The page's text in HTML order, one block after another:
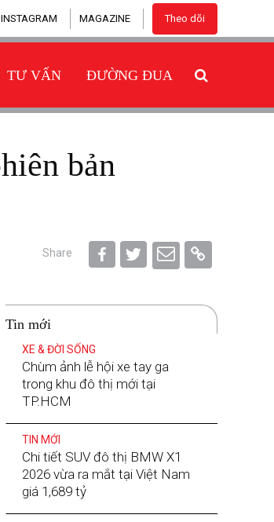
INSTAGRAM MAGAZINE Theo dõi
TƯ VẤN ĐƯỜNG ĐUA
Share
Tin mới
XE & ĐỜI SỐNG
Chùm ảnh lễ hội xe tay ga
trong khu đô thị mới tại
TP.HCM
TIN MỚI
Chi tiết SUV đô thị BMW X1
2026 vừa ra mắt tại Việt Nam
giá 1,689 tỷ